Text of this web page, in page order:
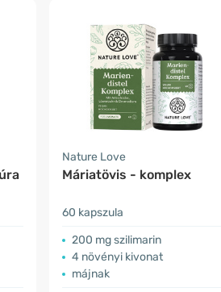
Nature Love
Máriatövis - komplex
60 kapszula
200 mg szilimarin
4 növényi kivonat
májnak